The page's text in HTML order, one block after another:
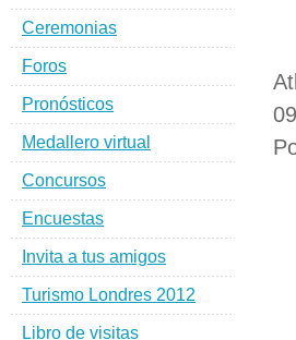
Ceremonias
Foros
Pronósticos
Medallero virtual
Concursos
Encuestas
Invita a tus amigos
Turismo Londres 2012
Libro de visitas